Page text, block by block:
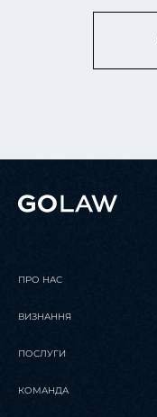
ПРО НАС
ВИЗНАННЯ
ПОСЛУГИ
КОМАНДА